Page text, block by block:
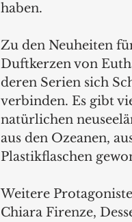
haben.
Zu den Neuheiten
Duftkerzen von
deren Serien sich
verbinden. Es gibt
natürlichen
aus den Ozeanen,
Plastikflaschen
Weitere
Chiara Firenze,